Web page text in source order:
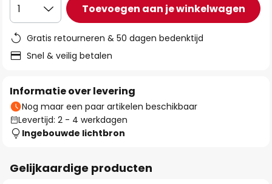
1 Toevoegen aan je winkelwagen
Gratis retourneren & 50 dagen bedenktijd
Snel & veilig betalen
Informatie over levering
Nog maar een paar artikelen beschikbaar
Levertijd: 2 - 4 werkdagen
Ingebouwde lichtbron
Gelijkaardige producten